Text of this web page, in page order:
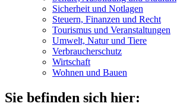
Sicherheit und Notlagen
Steuern, Finanzen und Recht
Tourismus und Veranstaltungen
Umwelt, Natur und Tiere
Verbraucher­schutz
Wirtschaft
Wohnen und Bauen
Sie befinden sich hier: